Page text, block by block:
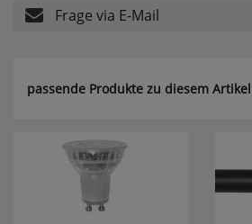
Frage via E-Mail
passende Produkte zu diesem Artikel
Dieses Cookie speichert Ihre
Design-Cookie
ws8_pferdekaemper_01-
Speichert Informationen um